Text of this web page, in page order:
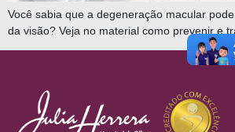
Você sabia que a degeneração macular
da visão? Veja no material como prevenir e